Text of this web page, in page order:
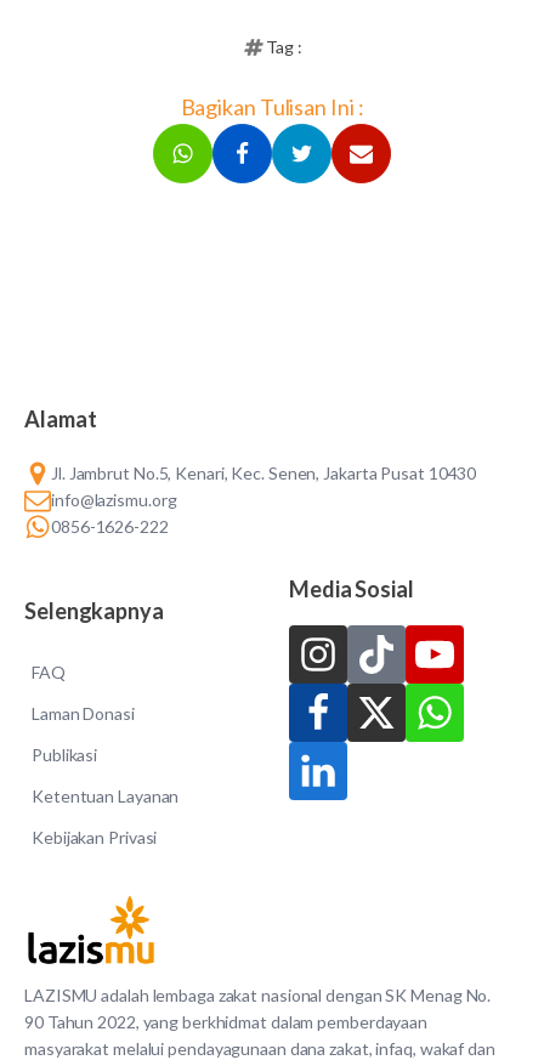
Tag :
Bagikan Tulisan Ini :
LAZISMU adalah lembaga zakat nasional dengan SK Menag No.
90 Tahun 2022, yang berkhidmat dalam pemberdayaan
masyarakat melalui pendayagunaan dana zakat, infaq, wakaf dan
Alamat
Jl. Jambrut No.5, Kenari, Kec. Senen, Jakarta Pusat 10430
info@lazismu.org
0856-1626-222
Selengkapnya
FAQ
Laman Donasi
Publikasi
Ketentuan Layanan
Kebijakan Privasi
Media Sosial